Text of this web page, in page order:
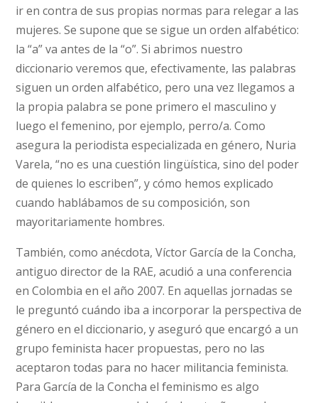
ir en contra de sus propias normas para relegar a las
mujeres. Se supone que se sigue un orden alfabético:
la “a” va antes de la “o”. Si abrimos nuestro
diccionario veremos que, efectivamente, las palabras
siguen un orden alfabético, pero una vez llegamos a
la propia palabra se pone primero el masculino y
luego el femenino, por ejemplo, perro/a. Como
asegura la periodista especializada en género, Nuria
Varela, “no es una cuestión lingüística, sino del poder
de quienes lo escriben”, y cómo hemos explicado
cuando hablábamos de su composición, son
mayoritariamente hombres.
También, como anécdota, Víctor García de la Concha,
antiguo director de la RAE, acudió a una conferencia
en Colombia en el año 2007. En aquellas jornadas se
le preguntó cuándo iba a incorporar la perspectiva de
género en el diccionario, y aseguró que encargó a un
grupo feminista hacer propuestas, pero no las
aceptaron todas para no hacer militancia feminista.
Para García de la Concha el feminismo es algo